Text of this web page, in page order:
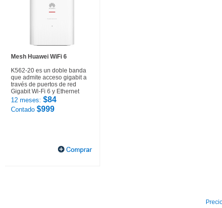
Mesh Huawei WiFi 6
K562-20 es un doble banda
que admite acceso gigabit a
través de puertos de red
Gigabit Wi-Fi 6 y Ethernet
12 meses: $84
Contado $999